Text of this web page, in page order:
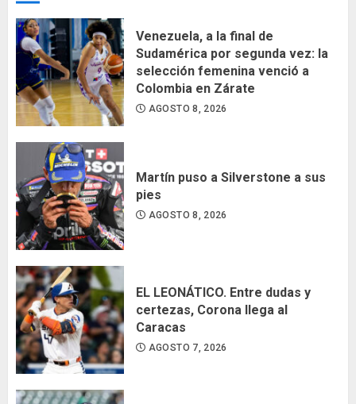
Venezuela, a la final de
Sudamérica por segunda vez: la
selección femenina venció a
Colombia en Zárate
AGOSTO 8, 2026
Martín puso a Silverstone a sus
pies
AGOSTO 8, 2026
EL LEONÁTICO. Entre dudas y
certezas, Corona llega al
Caracas
AGOSTO 7, 2026